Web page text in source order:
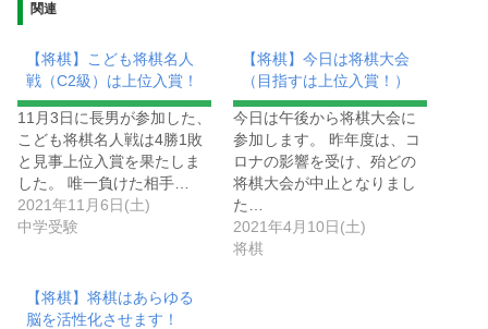
関連
【将棋】こども将棋名人
戦（C2級）は上位入賞！
11月3日に長男が参加した、
こども将棋名人戦は4勝1敗
と見事上位入賞を果たしま
した。 唯一負けた相手…
2021年11月6日(土)
中学受験
【将棋】今日は将棋大会
（目指すは上位入賞！）
今日は午後から将棋大会に
参加します。 昨年度は、コ
ロナの影響を受け、殆どの
将棋大会が中止となりまし
た…
2021年4月10日(土)
将棋
【将棋】将棋はあらゆる
脳を活性化させます！